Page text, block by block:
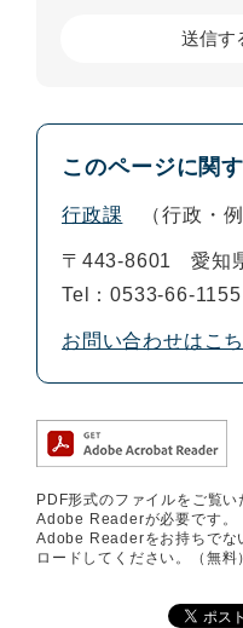
このページに関
行政課 行政・
〒443-8601
愛知
Tel：0533-66-1155
お問い合わせはこ
PDF形式のファイルをご覧
Adobe Readerが必要です。
Adobe Readerをお持ちでな
ロードしてください。（無料